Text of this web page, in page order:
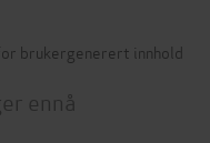
brukergenerert innhold
ennå